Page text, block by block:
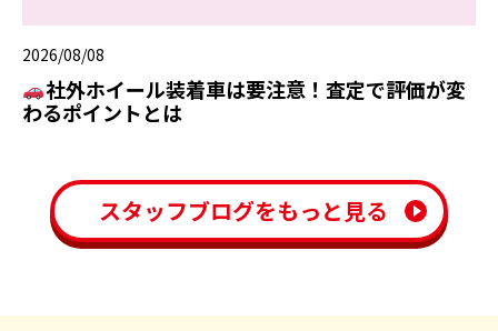
2026/08/08
社外ホイール装着車は要注意！査定で評価が変
わるポイントとは
スタッフブログをもっと見る